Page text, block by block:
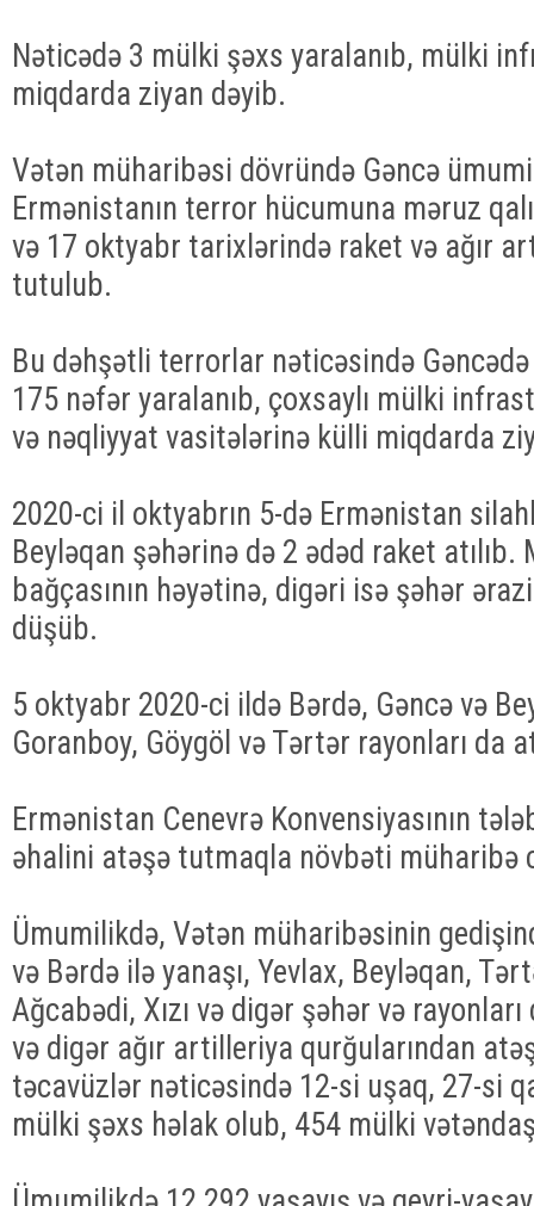
Nəticədə 3 mülki şəxs yaralanıb, mülki
miqdarda ziyan dəyib.
Vətən müharibəsi dövründə Gəncə
Ermənistanın terror hücumuna məruz
və 17 oktyabr tarixlərində raket və ağır
tutulub.
Bu dəhşətli terrorlar nəticəsində
175 nəfər yaralanıb, çoxsaylı mülki
və nəqliyyat vasitələrinə külli miqdarda
2020-ci il oktyabrın 5-də Ermənistan
Beyləqan şəhərinə də 2 ədəd raket
bağçasının həyətinə, digəri isə şəhər
düşüb.
5 oktyabr 2020-ci ildə Bərdə, Gəncə və
Goranboy, Göygöl və Tərtər rayonları da
Ermənistan Cenevrə Konvensiyasının
əhalini atəşə tutmaqla növbəti müharibə
Ümumilikdə, Vətən müharibəsinin
və Bərdə ilə yanaşı, Yevlax, Beyləqan,
Ağcabədi, Xızı və digər şəhər və
və digər ağır artilleriya qurğularından
təcavüzlər nəticəsində 12-si uşaq, 27-si
mülki şəxs həlak olub, 454 mülki